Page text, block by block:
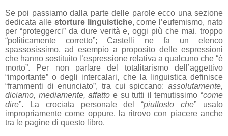
Se poi passiamo dalla parte delle parole ecco una sezione
dedicata alle storture linguistiche, come l’eufemismo, nato
per “proteggerci” da dure verità e, oggi più che mai, troppo
“politicamente corretto”; Castelli ne fa un elenco
spassosissimo, ad esempio a proposito delle espressioni
che hanno sostituito l’espressione relativa a qualcuno che “è
morto”. Per non parlare del totalitarismo dell’aggettivo
“importante” o degli intercalari, che la linguistica definisce
“frammenti di enunciato”, tra cui spiccano: assolutamente,
diciamo, mediamente, affatto e su tutti il temutissimo “come
dire”. La crociata personale del “piuttosto che” usato
impropriamente come oppure, la ritrovo con piacere anche
tra le pagine di questo libro.